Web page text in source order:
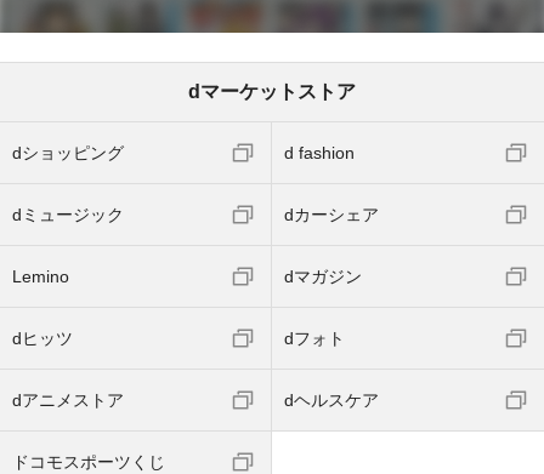
dマーケットストア
dショッピング d fashion
dミュージック dカーシェア
Lemino dマガジン
dヒッツ dフォト
dアニメストア dヘルスケア
ドコモスポーツくじ